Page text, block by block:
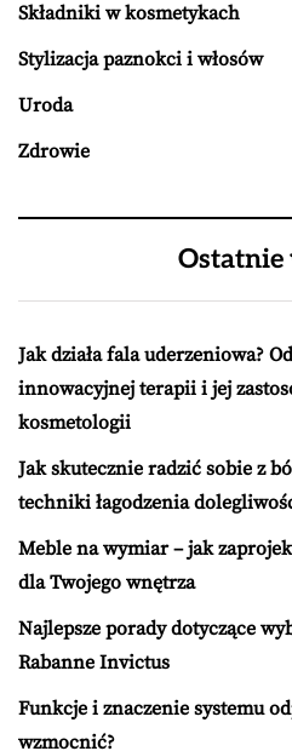
Składniki w kosmetykach
Stylizacja paznokci i włosów
Uroda
Zdrowie
Jak działa fala uderzeniowa?
innowacyjnej terapii i jej
kosmetologii
Jak skutecznie radzić sobie z
techniki łagodzenia
Meble na wymiar – jak
dla Twojego wnętrza
Najlepsze porady dotyczące
Rabanne Invictus
Funkcje i znaczenie systemu
wzmocnić?